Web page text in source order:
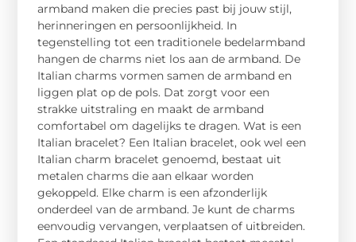
armband maken die precies past bij jouw stijl,
herinneringen en persoonlijkheid. In
tegenstelling tot een traditionele bedelarmband
hangen de charms niet los aan de armband. De
Italian charms vormen samen de armband en
liggen plat op de pols. Dat zorgt voor een
strakke uitstraling en maakt de armband
comfortabel om dagelijks te dragen. Wat is een
Italian bracelet? Een Italian bracelet, ook wel een
Italian charm bracelet genoemd, bestaat uit
metalen charms die aan elkaar worden
gekoppeld. Elke charm is een afzonderlijk
onderdeel van de armband. Je kunt de charms
eenvoudig vervangen, verplaatsen of uitbreiden.